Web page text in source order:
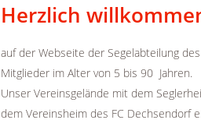
Herzlich
auf der Webseite der Segelabteilung
Mitglieder im Alter von 5 bis 90 Jahren.
Unser Vereinsgelände mit dem
dem Vereinsheim des FC Dechsendorf